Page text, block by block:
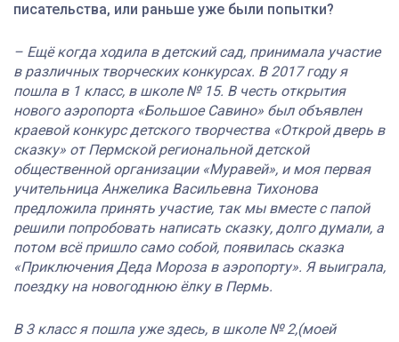
писательства, или раньше уже были попытки?
– Ещё когда ходила в детский сад, принимала участие
в различных творческих конкурсах. В 2017 году я
пошла в 1 класс, в школе № 15. В честь открытия
нового аэропорта «Большое Савино» был объявлен
краевой конкурс детского творчества «Открой дверь в
сказку» от Пермской региональной детской
общественной организации «Муравей», и моя первая
учительница Анжелика Васильевна Тихонова
предложила принять участие, так мы вместе с папой
решили попробовать написать сказку, долго думали, а
потом всё пришло само собой, появилась сказка
«Приключения Деда Мороза в аэропорту». Я выиграла,
поездку на новогоднюю ёлку в Пермь.
В 3 класс я пошла уже здесь, в школе № 2,(моей